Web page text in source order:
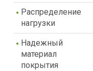
Распределение
нагрузки
Надежный
материал
покрытия